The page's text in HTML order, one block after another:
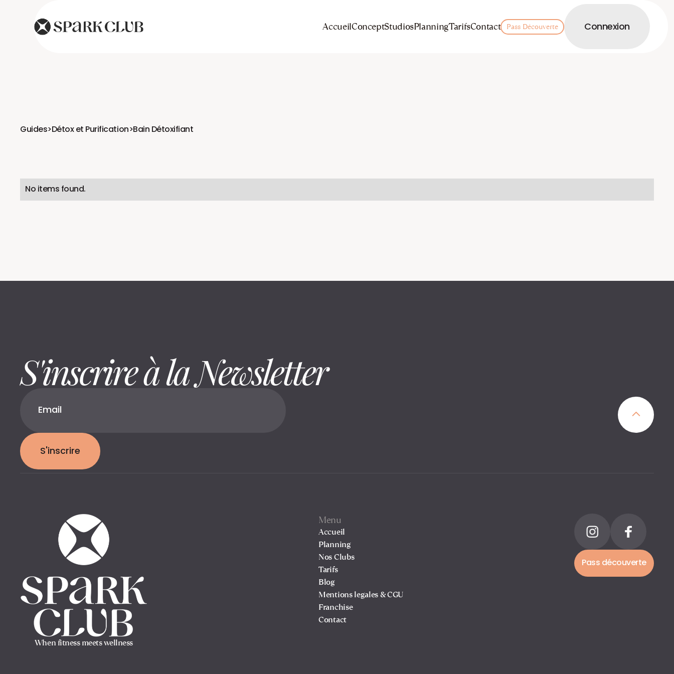
AccueilConceptStudiosPlanningTarifsContact Pass Découverte Connexion
Guides>Détox et Purification>Bain Détoxifiant
No items found.
S'inscrire à la Newsletter
S'inscrire
When fitness meets wellness
Menu
Accueil
Planning
Nos Clubs
Tarifs
Blog
Mentions legales & CGU
Franchise
Contact
Pass découverte